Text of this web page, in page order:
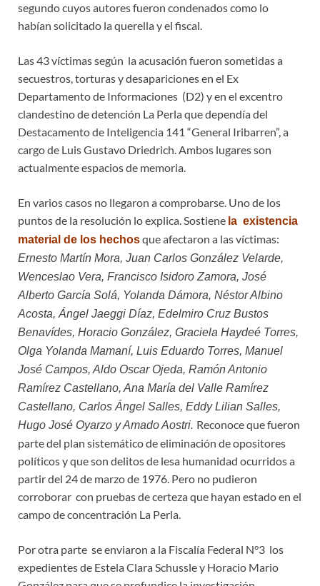
segundo cuyos autores fueron condenados como lo
habían solicitado la querella y el fiscal.
Las 43 víctimas según la acusación fueron sometidas a
secuestros, torturas y desapariciones en el Ex
Departamento de Informaciones (D2) y en el excentro
clandestino de detención La Perla que dependía del
Destacamento de Inteligencia 141 “General Iribarren”, a
cargo de Luis Gustavo Driedrich. Ambos lugares son
actualmente espacios de memoria.
En varios casos no llegaron a comprobarse. Uno de los
puntos de la resolución lo explica. Sostiene la existencia
material de los hechosque afectaron a las víctimas:
Ernesto Martín Mora, Juan Carlos González Velarde,
Wenceslao Vera, Francisco Isidoro Zamora, José
Alberto García Solá, Yolanda Dámora, Néstor Albino
Acosta, Ángel Jaeggi Díaz, Edelmiro Cruz Bustos
Benavídes, Horacio González, Graciela Haydeé Torres,
Olga Yolanda Mamaní, Luis Eduardo Torres, Manuel
José Campos, Aldo Oscar Ojeda, Ramón Antonio
Ramírez Castellano, Ana María del Valle Ramírez
Castellano, Carlos Ángel Salles, Eddy Lilian Salles,
Hugo José Oyarzo y Amado Aostri. Reconoce que fueron
parte del plan sistemático de eliminación de opositores
políticos y que son delitos de lesa humanidad ocurridos a
partir del 24 de marzo de 1976. Pero no pudieron
corroborar con pruebas de certeza que hayan estado en el
campo de concentración La Perla.
Por otra parte se enviaron a la Fiscalía Federal N°3 los
expedientes de Estela Clara Schussle y Horacio Mario